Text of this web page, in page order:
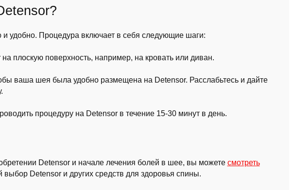
и удобно. Процедура включает в себя следующие шаги:
плоскую поверхность, например, на кровать или диван.
ваша шея была удобно размещена на Detensor. Расслабьтесь и дайте
процедуру на Detensor в течение 15-30 минут в день.
Detensor и начале лечения болей в шее, вы можете смотреть
выбор Detensor и других средств для здоровья спины.